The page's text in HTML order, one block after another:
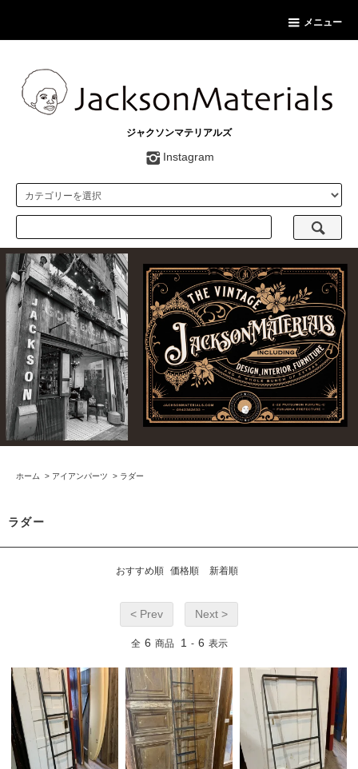
メニュー
ジャクソンマテリアルズ
Instagram
ホーム > アイアンパーツ > ラダー
ラダー
おすすめ順 価格順 新着順
< Prev Next >
全 6 商品 1 - 6 表示